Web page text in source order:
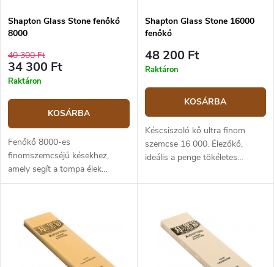
Shapton Glass Stone fenőkő
8000
40 300 Ft
34 300 Ft
Raktáron
KOSÁRBA
Fenőkő 8000-es
finomszemcséjű késekhez,
amely segít a tompa élek
élesítésében vagy a penge
esetén. Ideális választás
késpenge polírozására. Pontos
és egyenletes köszörülés az,
amit ez a minőségi japán
Shapton Glass Stone 16000
fenőkő
48 200 Ft
Raktáron
KOSÁRBA
Késcsiszoló kő ultra finom
szemcse 16 000. Élezőkő,
ideális a penge tökéletes